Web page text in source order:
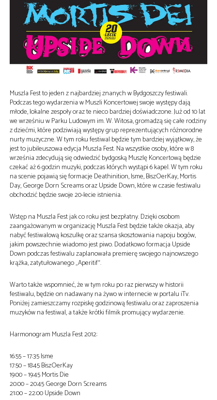
Muszla Fest to jeden z najbardziej znanych w Bydgoszczy festiwali.
Podczas tego wydarzenia w Muszli Koncertowej swoje występy dają
młode, lokalne zespoły oraz te nieco bardziej doświadczone. Już od 10 lat
we wrześniu w Parku Ludowym im. W. Witosa, gromadzą się całe rodziny
z dziećmi, które podziwiają występy grup reprezentujących różnorodne
nurty muzyczne. W tym roku festiwal będzie tym bardziej wyjątkowy, że
jest to jubileuszowa edycja Muszla Fest. Na wszystkie osoby, które w 8
września zdecydują się odwiedzić bydgoską Muszlę Koncertową będzie
czekać aż 6 godzin muzyki, podczas których wystąpi 6 kapel. W tym roku
na scenie pojawią się formacje Deathinition, Isme, BiszOerKay, Mortis
Day, George Dorn Screams oraz Upside Down, które w czasie festiwalu
obchodzić będzie swoje 20-lecie istnienia.
Wstęp na Muszla Fest jak co roku jest bezpłatny. Dzięki osobom
zaangażowanym w organizację Muszla Fest będzie także okazja, aby
nabyć festiwalową koszulkę oraz szansa skosztowania napoju bogów,
jakim powszechnie wiadomo jest piwo. Dodatkowo formacja Upside
Down podczas festiwalu zaplanowała premierę swojego najnowszego
krążka, zatytułowanego „Aperitif“.
Warto także wspomnieć, że w tym roku po raz pierwszy w historii
festiwalu, będzie on nadawany na żywo w internecie w portalu iTv.
Poniżej zamieszczamy rozpiskę godzinową festiwalu oraz zaproszenia
muzyków na festiwal, a także krótki filmik promujący wydarzenie.
Harmonogram Muszla Fest 2012:
16:55 – 17:35 Isme
17:50 – 18:45 BiszOerKay
19:00 – 19:45 Mortis Die
20:00 – 20:45 George Dorn Screams
21:00 – 22:00 Upside Down